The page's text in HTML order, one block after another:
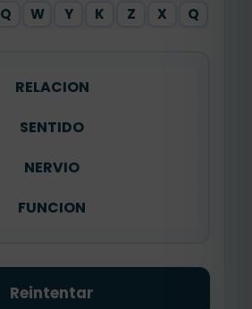
Q W Y K Z X Q
RELACION
SENTIDO
NERVIO
FUNCION
Reintentar